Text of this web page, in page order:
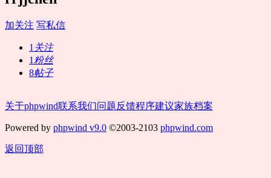
加关注 写私信
1 关注
1 粉丝
8帖子
关于phpwind联系我们问题反馈程序建议家族档案
Powered by phpwind v9.0 ©2003-2103 phpwind.com
返回顶部